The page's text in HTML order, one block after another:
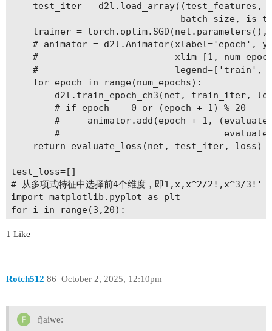
test_iter = d2l.load_array((test_features,
batch_size,
trainer = torch.optim.SGD(net.parameters(),
# animator = d2l.Animator(xlabel='epoch',
#                         xlim=[1,
#                         legend=['train',
    for epoch in range(num_epochs):
d2l.train_epoch_ch3(net, train_iter,
# if epoch == 0 or (epoch + 1) % 20 ==
#     animator.add(epoch + 1,
#
    return evaluate_loss(net, test_iter, loss)
test_loss=[]
# 从多项式特征中选择前4个维度，即1,x,x^2/2!,x^3/3!'
import matplotlib.pyplot as plt
for i in range(3,20):
    test_features = poly_features[n_train:, :i]
        nn.Linear(input_shape, 1, bias=False),
        # nn.ReLU()
plt.plot(np.arange(3,20), test_loss,
1 Like
Rotch512 October 2, 2025, 12:10pm
86
fjaiwe: